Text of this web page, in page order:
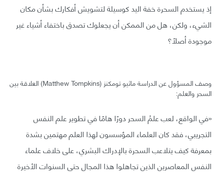
إذ يستخدم السحرة خفة اليد كوسيلة لتشويش أفكارك بشأن مكان
الشيء، ولكن، هل من الممكن أن يجعلوك تصدق باختفاء أشياء غير
موجودة أصلًا؟
وصف المسؤول عن الدراسة ماثيو تومكنز (Matthew Tompkins) العلاقة بين
السحر والعلم:
«في الواقع، لعب علمُ السحر دورًا هامًا في تطوير علم النفس
التجريبي، فقد كان العلماء المؤسسون لهذا العلم مهتمين بشدة
بمعرفة كيف يتلاعب السحرة بالإدراك البشري، على خلاف علماء
النفس المعاصرين الذين تجاهلوا هذا المجال حتى السنوات الأخيرة